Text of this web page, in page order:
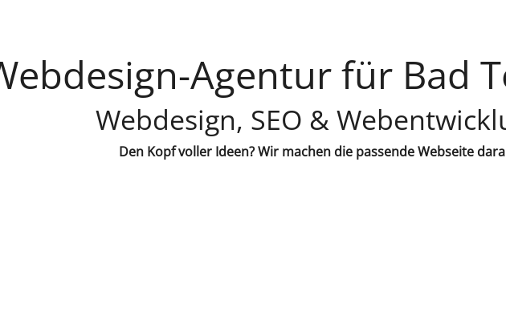
Agentur für Bad
Webdesign, SEO &
Den Kopf voller Ideen? Wir machen die passende Webseite